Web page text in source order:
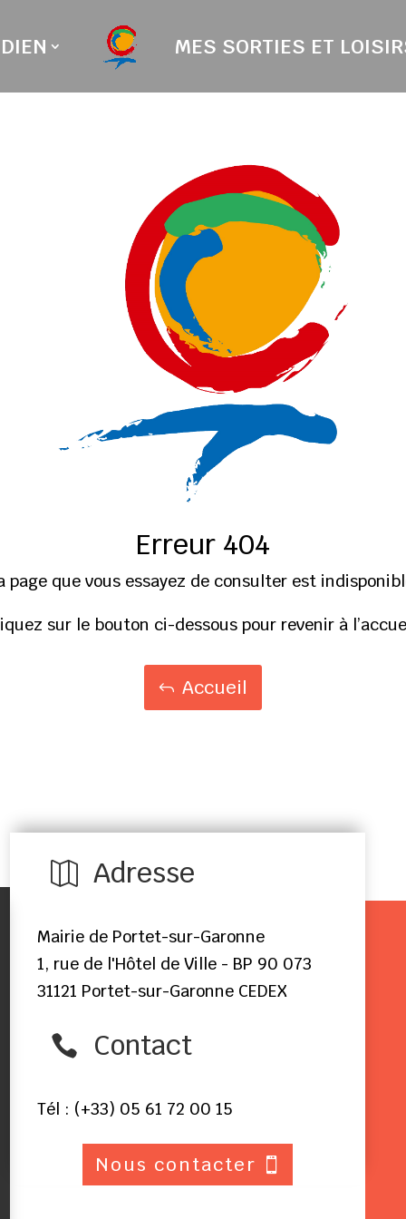
MES SORTIES ET
Erreur 404
page que vous essayez de consulter est
sur le bouton ci-dessous pour revenir à
Accueil
 Adresse
Mairie de Portet-sur-Garonne
1, rue de l'Hôtel de Ville - BP 90 073
31121 Portet-sur-Garonne CEDEX
 Contact
Tél : (+33) 05 61 72 00 15
Nous contacter